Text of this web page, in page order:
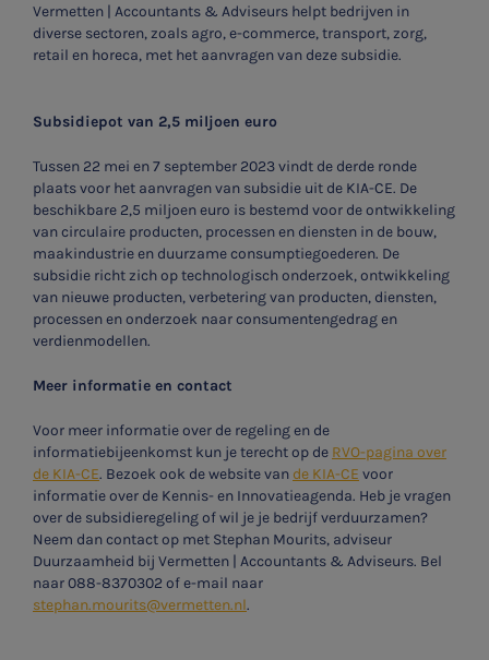
Vermetten | Accountants & Adviseurs helpt bedrijven in
diverse sectoren, zoals agro, e-commerce, transport, zorg,
retail en horeca, met het aanvragen van deze subsidie.
Subsidiepot van 2,5 miljoen euro
Tussen 22 mei en 7 september 2023 vindt de derde ronde
plaats voor het aanvragen van subsidie uit de KIA-CE. De
beschikbare 2,5 miljoen euro is bestemd voor de ontwikkeling
van circulaire producten, processen en diensten in de bouw,
maakindustrie en duurzame consumptiegoederen. De
subsidie richt zich op technologisch onderzoek, ontwikkeling
van nieuwe producten, verbetering van producten, diensten,
processen en onderzoek naar consumentengedrag en
verdienmodellen.
Meer informatie en contact
Voor meer informatie over de regeling en de
informatiebijeenkomst kun je terecht op de RVO-pagina over
de KIA-CE. Bezoek ook de website van de KIA-CE voor
informatie over de Kennis- en Innovatieagenda. Heb je vragen
over de subsidieregeling of wil je je bedrijf verduurzamen?
Neem dan contact op met Stephan Mourits, adviseur
Duurzaamheid bij Vermetten | Accountants & Adviseurs. Bel
naar088-8370302 of e-mail naar
stephan.mourits@vermetten.nl.